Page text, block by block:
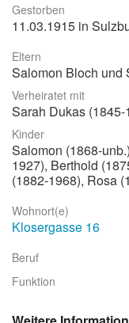
Der Friedhof
Aktuelles
Suche
Gestorben
11.03.1915 in
Eltern
Salomon Bloch und
Verheiratet mit
Sarah Dukas (1845-
Kinder
Salomon (1868-
1927), Berthold
(1882-1968), Rosa
Wohnort(e)
Klosergasse 16
Beruf
Funktion